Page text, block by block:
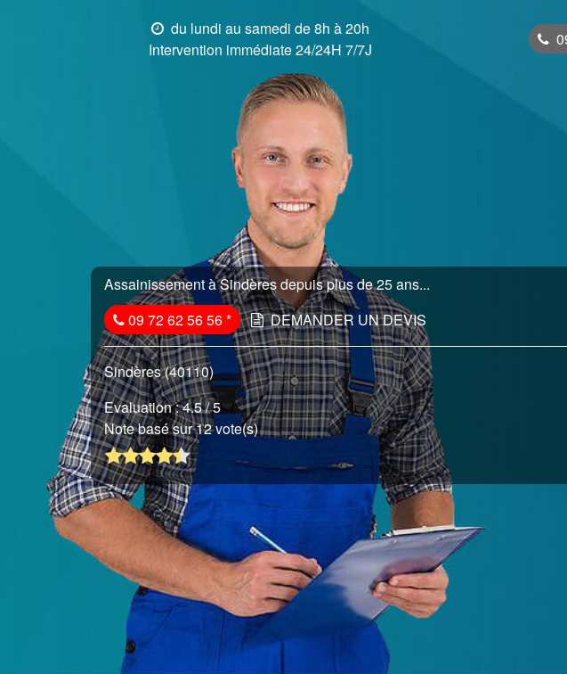
du lundi au samedi de 8h à 20h
Intervention immédiate 24/24H 7/7J
Assainissement à Sindères depuis plus de 25 ans...
09 72 62 56 56* DEMANDER UN DEVIS
Sindères (40110)
Evaluation :4.5/ 5
Note basé sur 12 vote(s)